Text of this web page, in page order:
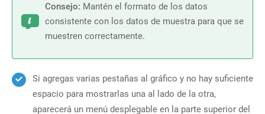
Consejo: Mantén el formato de los datos
consistente con los datos de muestra para que se
muestren correctamente.
Si agregas varias pestañas al gráfico y no hay suficiente
espacio para mostrarlas una al lado de la otra,
aparecerá un menú desplegable en la parte superior del